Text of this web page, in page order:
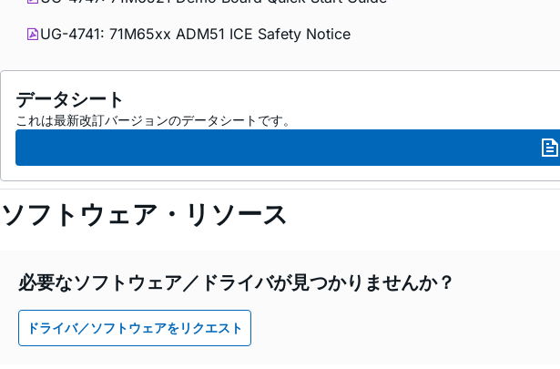
UG-4741: 71M65xx ADM51 ICE Safety Notice
データシート
これは最新改訂バージョンのデータシートです。
ソフトウェア・リソース
必要なソフトウェア／ドライバが見つかりませんか？
ドライバ／ソフトウェアをリクエスト